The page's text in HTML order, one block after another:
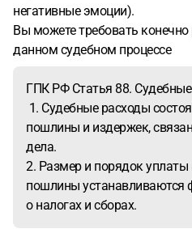
негативные эмоции).
Вы можете требовать
данном судебном процессе
ГПК РФ Статья 88.
1. Судебные расходы
пошлины и издержек,
дела.
2. Размер и порядок уплаты
пошлины
о налогах и сборах.